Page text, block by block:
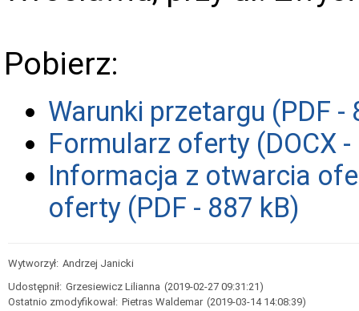
Pobierz:
Warunki przetargu (PDF -
Formularz oferty (DOCX -
Informacja z otwarcia
oferty (PDF - 887 kB)
Wytworzył: Andrzej Janicki
Udostępnił: Grzesiewicz Lilianna (2019-02-27 09:31:21)
Ostatnio zmodyfikował: Pietras Waldemar (2019-03-14 14:08:39)